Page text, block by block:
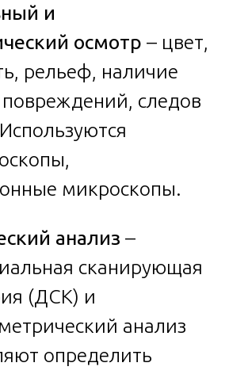
и
осмотр – цвет,
рельеф, наличие
следов
микроскопы.
анализ –
сканирующая
(ДСК) и
анализ
определить